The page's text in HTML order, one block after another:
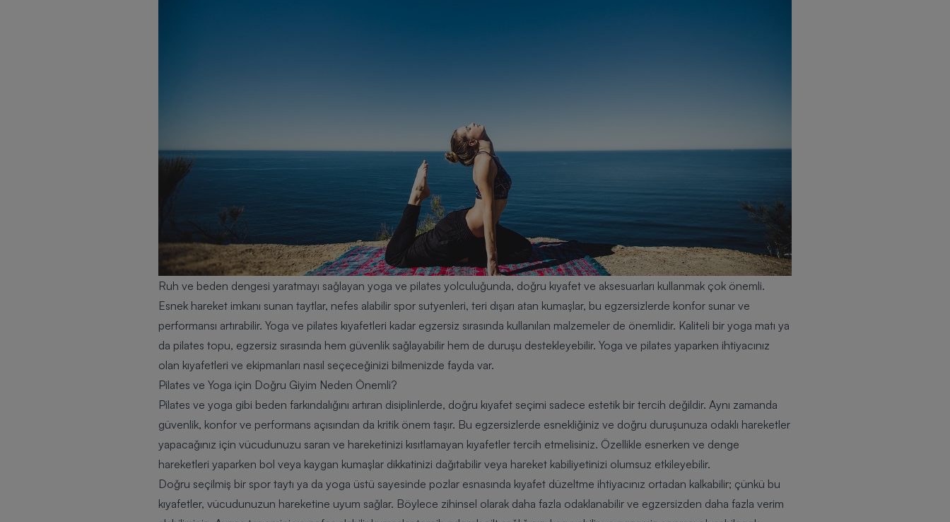
Ruh ve beden dengesi yaratmayı sağlayan yoga ve pilates yolculuğunda, doğru kıyafet ve aksesuarları kullanmak çok önemli.
Esnek hareket imkanı sunan taytlar, nefes alabilir spor sutyenleri, teri dışarı atan kumaşlar, bu egzersizlerde konfor sunar ve
performansı artırabilir. Yoga ve pilates kıyafetleri kadar egzersiz sırasında kullanılan malzemeler de önemlidir. Kaliteli bir yoga matı ya
da pilates topu, egzersiz sırasında hem güvenlik sağlayabilir hem de duruşu destekleyebilir. Yoga ve pilates yaparken ihtiyacınız
olan kıyafetleri ve ekipmanları nasıl seçeceğinizi bilmenizde fayda var.
Pilates ve Yoga için Doğru Giyim Neden Önemli?
Pilates ve yoga gibi beden farkındalığını artıran disiplinlerde, doğru kıyafet seçimi sadece estetik bir tercih değildir. Aynı zamanda
güvenlik, konfor ve performans açısından da kritik önem taşır. Bu egzersizlerde esnekliğiniz ve doğru duruşunuza odaklı hareketler
yapacağınız için vücudunuzu saran ve hareketinizi kısıtlamayan kıyafetler tercih etmelisiniz. Özellikle esnerken ve denge
hareketleri yaparken bol veya kaygan kumaşlar dikkatinizi dağıtabilir veya hareket kabiliyetinizi olumsuz etkileyebilir.
Doğru seçilmiş bir spor taytı ya da yoga üstü sayesinde pozlar esnasında kıyafet düzeltme ihtiyacınız ortadan kalkabilir; çünkü bu
kıyafetler, vücudunuzun hareketine uyum sağlar. Böylece zihinsel olarak daha fazla odaklanabilir ve egzersizden daha fazla verim